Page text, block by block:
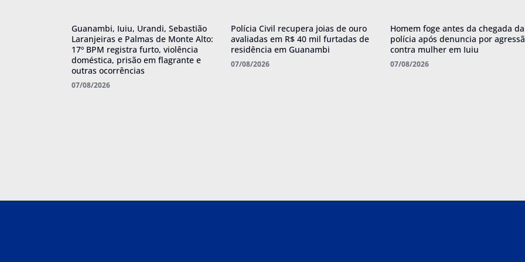
Guanambi, Iuiu, Urandi, Sebastião
Laranjeiras e Palmas de Monte Alto:
17º BPM registra furto, violência
doméstica, prisão em flagrante e
outras ocorrências
07/08/2026
Polícia Civil recupera joias de ouro
avaliadas em R$ 40 mil furtadas de
residência em Guanambi
07/08/2026
Homem foge antes da chegada da
polícia após denuncia por
contra mulher em Iuiu
07/08/2026